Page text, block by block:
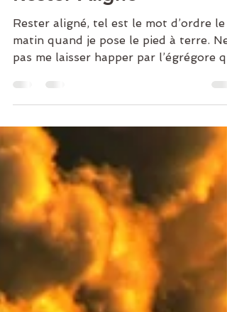
Rester Aligné
Rester aligné, tel est le mot d’ordre le
matin quand je pose le pied à terre. Ne
pas me laisser happer par l’égrégore